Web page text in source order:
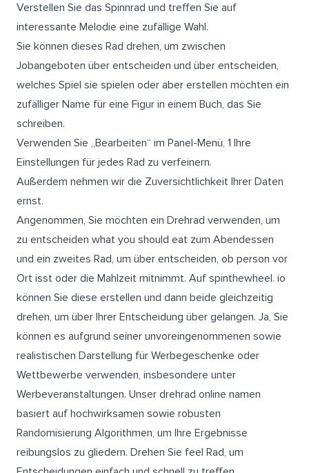
Verstellen Sie das Spinnrad und treffen Sie auf
interessante Melodie eine zufällige Wahl.
Sie können dieses Rad drehen, um zwischen
Jobangeboten über entscheiden und über entscheiden,
welches Spiel sie spielen oder aber erstellen möchten ein
zufälliger Name für eine Figur in einem Buch, das Sie
schreiben.
Verwenden Sie „Bearbeiten“ im Panel-Menü, 1 Ihre
Einstellungen für jedes Rad zu verfeinern.
Außerdem nehmen wir die Zuversichtlichkeit Ihrer Daten
ernst.
Angenommen, Sie möchten ein Drehrad verwenden, um
zu entscheiden what you should eat zum Abendessen
und ein zweites Rad, um über entscheiden, ob person vor
Ort isst oder die Mahlzeit mitnimmt. Auf spinthewheel. io
können Sie diese erstellen und dann beide gleichzeitig
drehen, um über Ihrer Entscheidung über gelangen. Ja, Sie
können es aufgrund seiner unvoreingenommenen sowie
realistischen Darstellung für Werbegeschenke oder
Wettbewerbe verwenden, insbesondere unter
Werbeveranstaltungen. Unser drehrad online namen
basiert auf hochwirksamen sowie robusten
Randomisierung Algorithmen, um Ihre Ergebnisse
reibungslos zu gliedern. Drehen Sie feel Rad, um